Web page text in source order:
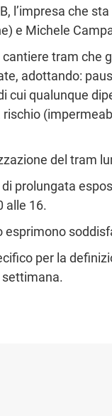
l’impresa che
e Michele
tram che
adottando:
qualunque
del tram
prolungata
alle 16.
per la